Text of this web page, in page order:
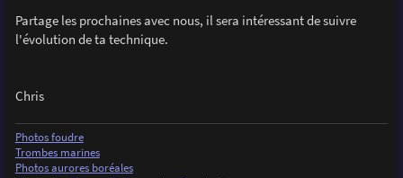
Partage les prochaines avec nous, il sera intéressant de suivre
l'évolution de ta technique.
Chris
Photos foudre
Trombes marines
Photos aurores boréales